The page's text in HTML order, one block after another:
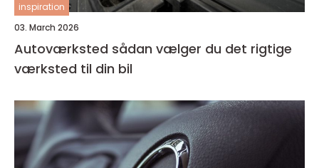
inspiration
03. March 2026
Autoværksted sådan vælger du det rigtige
værksted til din bil